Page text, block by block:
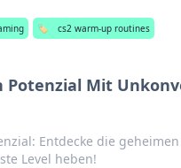
🏷️ cs2 warm-up routines
Potenzial Mit
Entdecke die
Level heben!